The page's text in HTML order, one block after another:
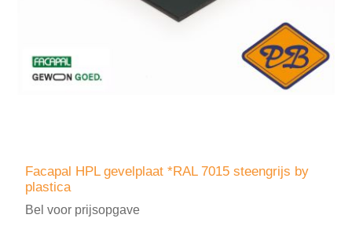
Facapal HPL gevelplaat *RAL 7015 steengrijs by
plastica
Bel voor prijsopgave